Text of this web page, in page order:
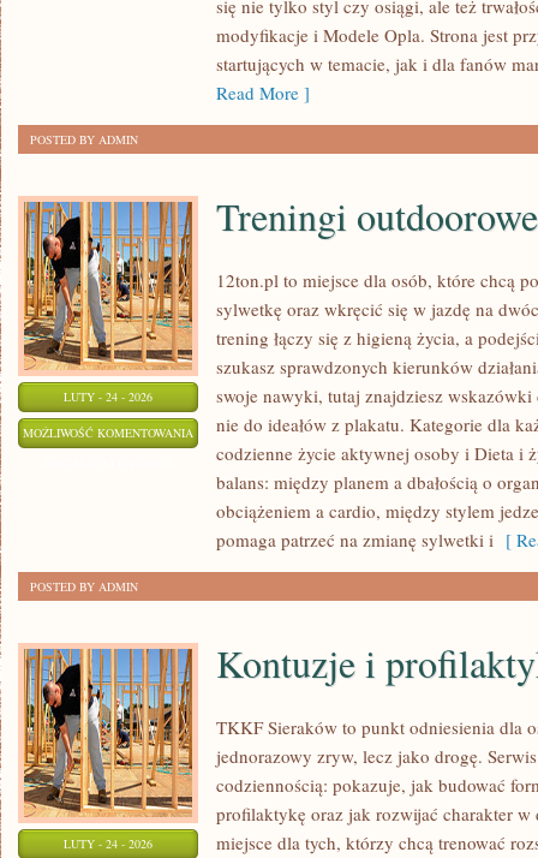
WŁAŚCICIELI
się nie tylko styl czy osiągi, ale też
modyfikacje i Modele Opla. Strona jest
startujących w temacie, jak i dla fanów
Read More ]
POSTED BY ADMIN
LUTY - 24 - 2026
MOŻLIWOŚĆ KOMENTOWANIA TRENINGI
OUTDOOROWE
Treningi outdoorowe
12ton.pl to miejsce dla osób, które chcą
sylwetkę oraz wkręcić się w jazdę na
trening łączy się z higieną życia, a
szukasz sprawdzonych kierunków
swoje nawyki, tutaj znajdziesz wskazówki
nie do ideałów z plakatu. Kategorie dla
codzienne życie aktywnej osoby i Dieta i
balans: między planem a dbałością o
obciążeniem a cardio, między stylem
pomaga patrzeć na zmianę sylwetki i [
POSTED BY ADMIN
LUTY - 24 - 2026
Kontuzje i
TKKF Sieraków to punkt odniesienia dla
jednorazowy zryw, lecz jako drogę.
codziennością: pokazuje, jak budować
profilaktykę oraz jak rozwijać charakter w
miejsce dla tych, którzy chcą trenować